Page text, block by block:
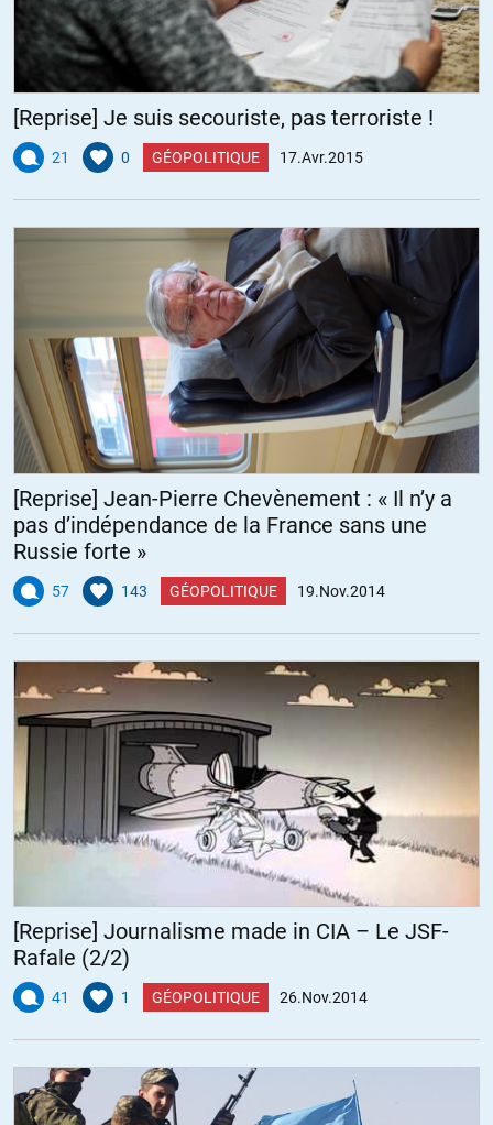
[Reprise] Je suis secouriste, pas terroriste !
21 0 GÉOPOLITIQUE 17.Avr.2015
[Reprise] Jean-Pierre Chevènement : « Il n’y a
pas d’indépendance de la France sans une
Russie forte »
57 143 GÉOPOLITIQUE 19.Nov.2014
[Reprise] Journalisme made in CIA – Le JSF-
Rafale (2/2)
41 1 GÉOPOLITIQUE 26.Nov.2014